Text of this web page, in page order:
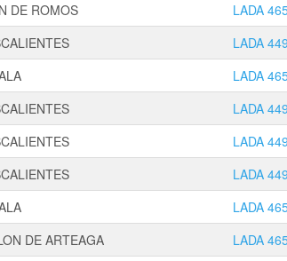
DE ROMOS
LADA
LADA 449
LADA
LADA 449
LADA 449
LADA 449
LADA
DE ARTEAGA
LADA